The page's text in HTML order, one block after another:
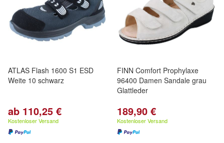
ATLAS Flash 1600 S1 ESD
Weite 10 schwarz
ab 110,25 €
Kostenloser Versand
FINN Comfort Prophylaxe
96400 Damen Sandale grau
Glattleder
189,90 €
Kostenloser Versand